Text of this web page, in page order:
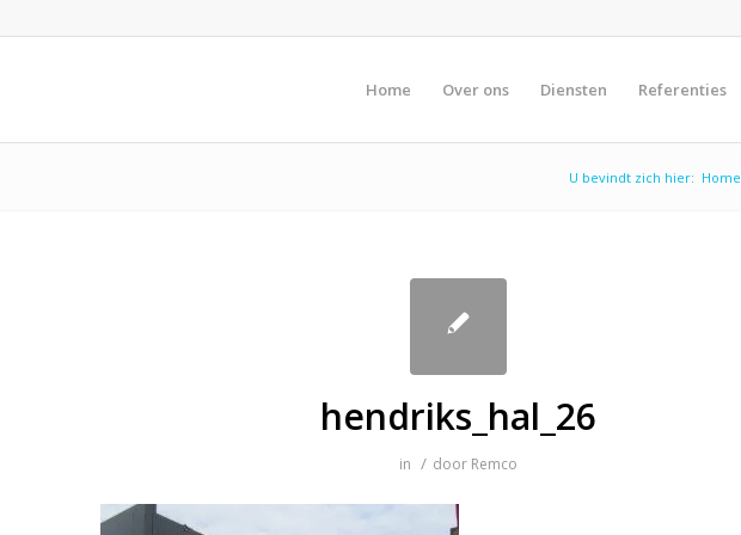
Home Over ons Diensten Referenties
U bevindt zich hier: Home
hendriks_hal_26
in / door Remco